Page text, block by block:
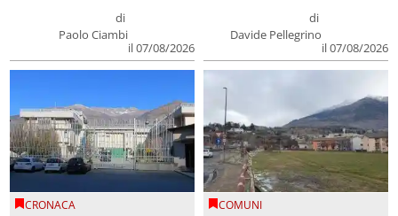
di
Paolo Ciambi
il 07/08/2026
di
Davide Pellegrino
il 07/08/2026
CRONACA COMUNI